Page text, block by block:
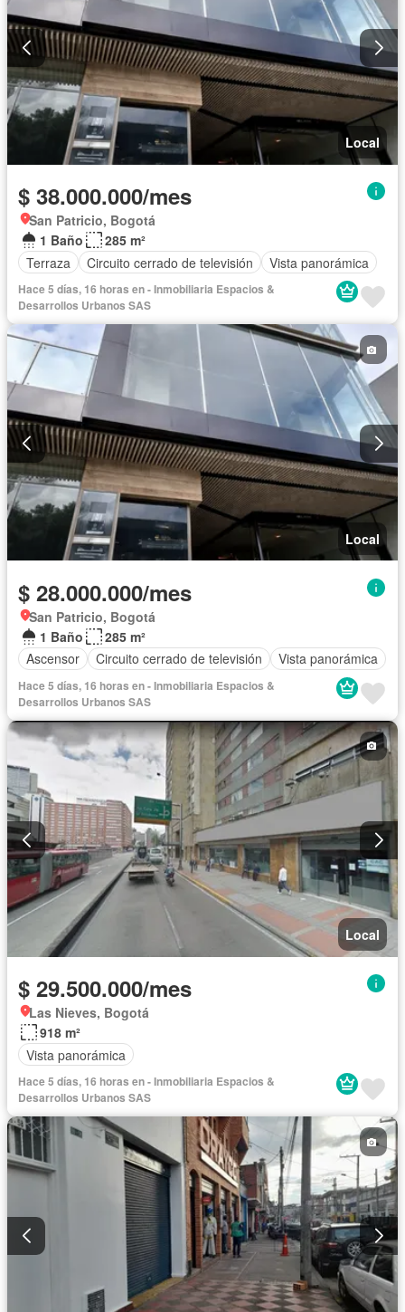
Local
$ 38.000.000/mes
San Patricio, Bogotá
1 Baño
285 m²
Terraza
Circuito cerrado de televisión Vista panorámica
Hace 5 días, 16 horas en - Inmobiliaria Espacios &
Desarrollos Urbanos SAS
Local
$ 28.000.000/mes
San Patricio, Bogotá
1 Baño
285 m²
Ascensor
Circuito cerrado de televisión Vista panorámica
Hace 5 días, 16 horas en - Inmobiliaria Espacios &
Desarrollos Urbanos SAS
Local
$ 29.500.000/mes
Las Nieves, Bogotá
918 m²
Vista panorámica
Hace 5 días, 16 horas en - Inmobiliaria Espacios &
Desarrollos Urbanos SAS